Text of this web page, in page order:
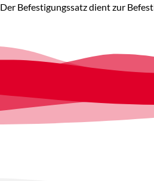
Der Befestigungssatz dient zur